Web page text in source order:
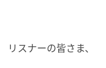
リスナーの皆さま、